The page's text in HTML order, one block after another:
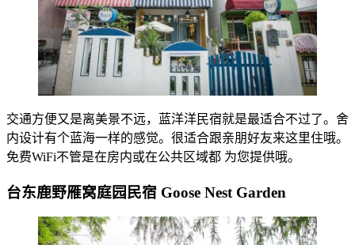
交通方便又是离美景不远，蓝洋洋民宿就是最适合不过了。舍
内设计有个蓝海一样的感觉。很适合跟亲朋好友来这里住哦。
免费WiFi不管是在房内或在公共区域都 为您提供哦。
台东鹿野雁窝庭园民宿 Goose Nest Garden